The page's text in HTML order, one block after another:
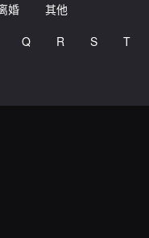
婚
其他
Q R S T